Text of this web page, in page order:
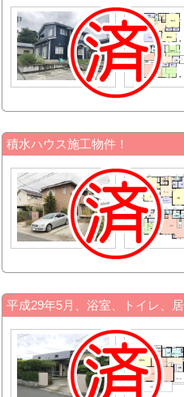
積水ハウス施工物件！
平成29年5月、浴室、トイレ、